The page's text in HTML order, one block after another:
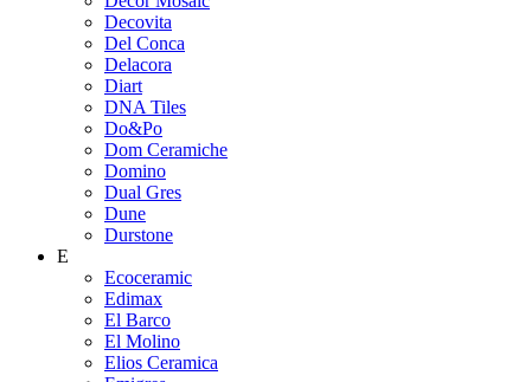
Decovita
Del Conca
Delacora
Diart
DNA Tiles
Do&Po
Dom Ceramiche
Domino
Dual Gres
Dune
Durstone
E
Ecoceramic
Edimax
El Barco
El Molino
Elios Ceramica